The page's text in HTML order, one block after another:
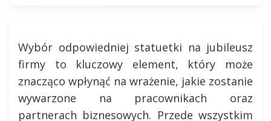
Wybór odpowiedniej statuetki na jubileusz
firmy to kluczowy element, który może
znacząco wpłynąć na wrażenie, jakie zostanie
wywarzone na pracownikach oraz
partnerach biznesowych. Przede wszystkim